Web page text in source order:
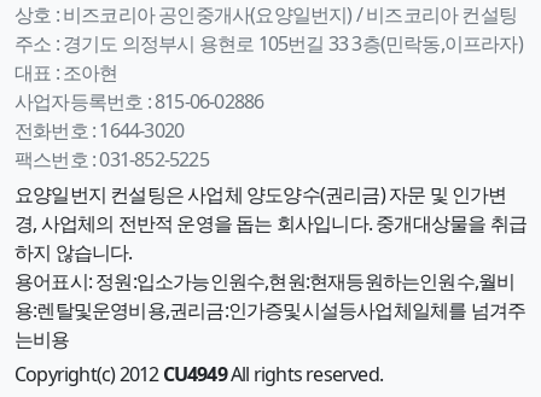
상호 :비즈코리아 공인중개사(요양일번지) / 비즈코리아 컨설팅
주소 :경기도 의정부시 용현로 105번길 33 3층(민락동,이프라자)
대표 :조아현
사업자등록번호 :815-06-02886
전화번호 :1644-3020
팩스번호 :031-852-5225
요양일번지 컨설팅은 사업체 양도양수(권리금) 자문 및 인가변
경, 사업체의 전반적 운영을 돕는 회사입니다. 중개대상물을 취급
하지 않습니다.
용어표시: 정원:입소가능인원수,현원:현재등원하는인원수,월비
용:렌탈및운영비용,권리금:인가증및시설등사업체일체를 넘겨주
는비용
Copyright(c) 2012CU4949All rights reserved.